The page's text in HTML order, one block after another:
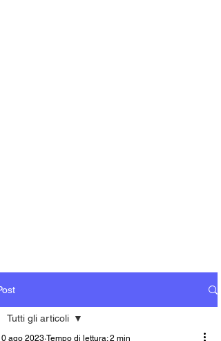
Tutti gli articoli
ago 2023 Tempo di lettura: 2 min